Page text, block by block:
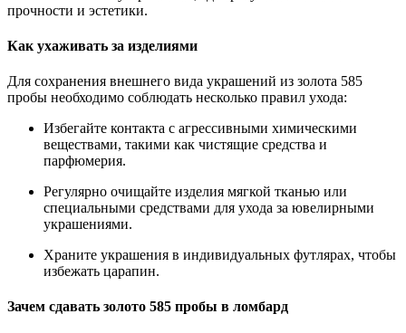
прочности и эстетики.
Как ухаживать за изделиями
Для сохранения внешнего вида украшений из золота 585
пробы необходимо соблюдать несколько правил ухода:
Избегайте контакта с агрессивными химическими
веществами, такими как чистящие средства и
парфюмерия.
Регулярно очищайте изделия мягкой тканью или
специальными средствами для ухода за ювелирными
украшениями.
Храните украшения в индивидуальных футлярах, чтобы
избежать царапин.
Зачем сдавать золото 585 пробы в ломбард